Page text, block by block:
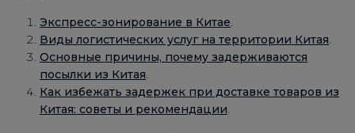
Экспресс-зонирование в Китае.
Виды логистических услуг на территории Китая.
Основные причины, почему задерживаются
посылки из Китая.
Как избежать задержек при доставке товаров из
Китая: советы и рекомендации.